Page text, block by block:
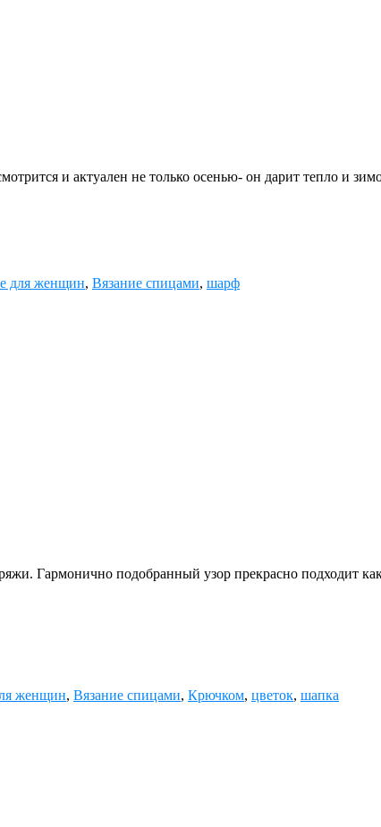
и актуален не только осенью- он дарит тепло и
для женщин, Вязание спицами, шарф
Гармонично подобранный узор прекрасно подходит
женщин, Вязание спицами, Крючком, цветок, шапка